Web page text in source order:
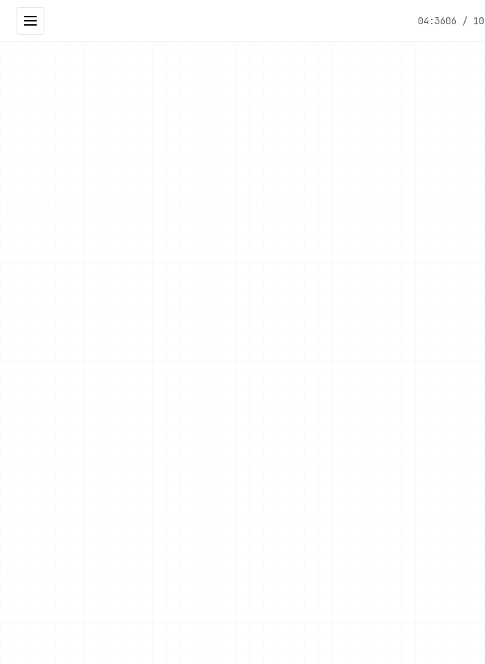
04:3606 / 10